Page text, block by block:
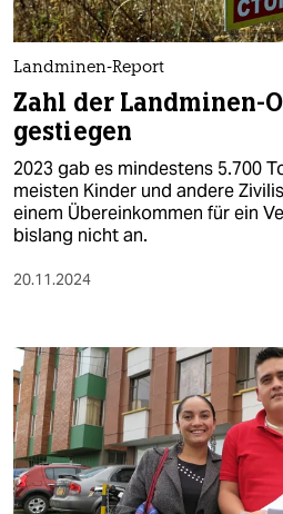
Landminen-Report
Zahl der Landminen-
gestiegen
2023 gab es mindestens 5.700
meisten Kinder und andere
einem Übereinkommen für ein
bislang nicht an.
20.11.2024